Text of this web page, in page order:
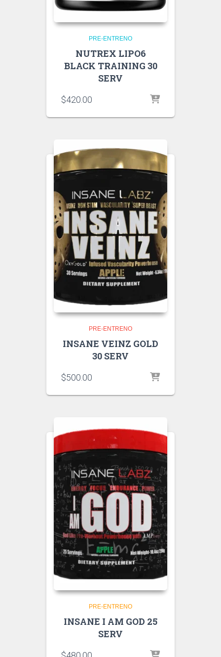
PRE-ENTRENO
NUTREX LIPO6
BLACK TRAINING 30
SERV
$420.00
PRE-ENTRENO
INSANE VEINZ GOLD
30 SERV
$500.00
PRE-ENTRENO
INSANE I AM GOD 25
SERV